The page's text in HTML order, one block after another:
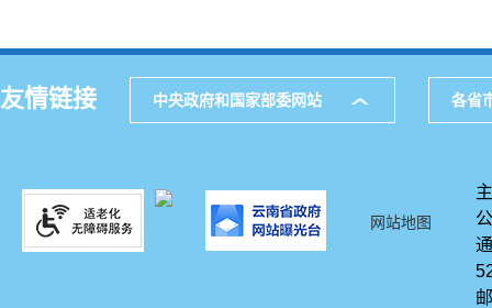
友情链接 中央政府和国家部委网站 各省
网站地图